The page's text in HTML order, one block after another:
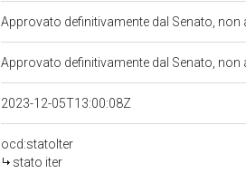
Approvato definitivamente dal Senato,
Approvato definitivamente dal Senato,
2023-12-05T13:00:08Z
ocd:statoIter
stato iter